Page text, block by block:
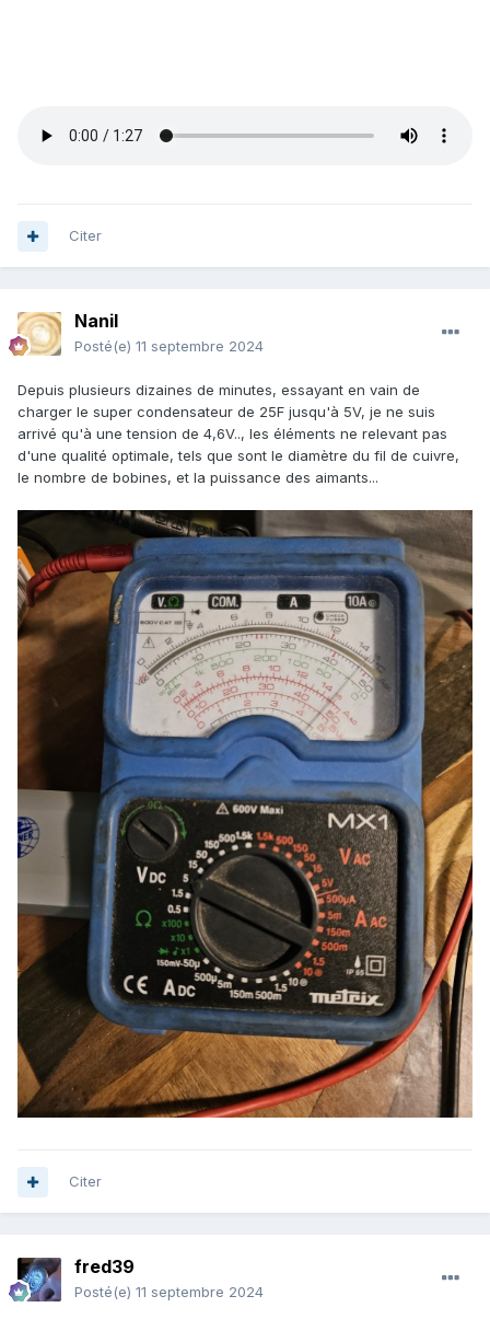
Citer
Nanil
Posté(e) 11 septembre 2024
Depuis plusieurs dizaines de minutes, essayant en vain de
charger le super condensateur de 25F jusqu'à 5V, je ne suis
arrivé qu'à une tension de 4,6V.., les éléments ne relevant pas
d'une qualité optimale, tels que sont le diamètre du fil de cuivre,
le nombre de bobines, et la puissance des aimants...
Citer
fred39
Posté(e) 11 septembre 2024